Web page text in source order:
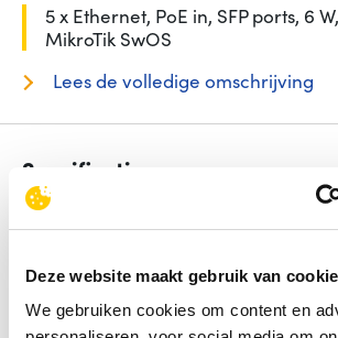
Deze website maakt gebruik van
We gebruiken cookies om content en
5 x Ethernet, PoE in, SFP ports, 6
MikroTik SwOS
Lees de volledige omschrijving
Specificaties
Aantal basis-switching RJ-45
Power over Ethernet (PoE)
Ja
Ethernet (10/100/1000)
Aantal moduleslots SPF1
NetstekkerDC-in ingang